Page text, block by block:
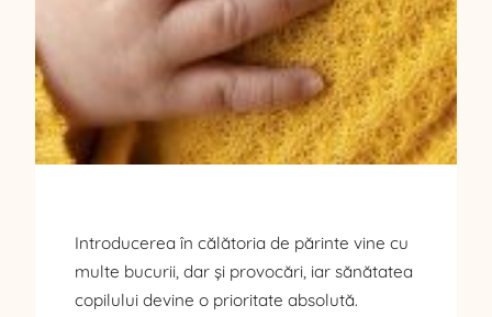
Introducerea în călătoria de părinte vine cu
multe bucurii, dar și provocări, iar sănătatea
copilului devine o prioritate absolută.